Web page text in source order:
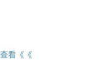
看《《